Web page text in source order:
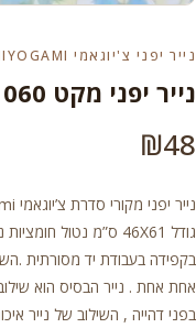
נייר יפני צ'יוגאמי CHIYOGAMI
נייר יפני מקט 060
₪48
בקפידה בעבודת יד מסורתית
אחת אחת . נייר הבסיס הוא
בפני דהייה , השילוב של נייר